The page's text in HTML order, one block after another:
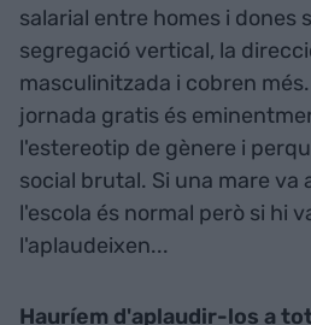
salarial entre homes i dones
segregació vertical, la
masculinitzada i cobren
jornada gratis és
l'estereotip de gènere i
social brutal. Si una mare va
l'escola és normal però si hi
l'aplaudeixen...
Hauríem d'aplaudir-los a